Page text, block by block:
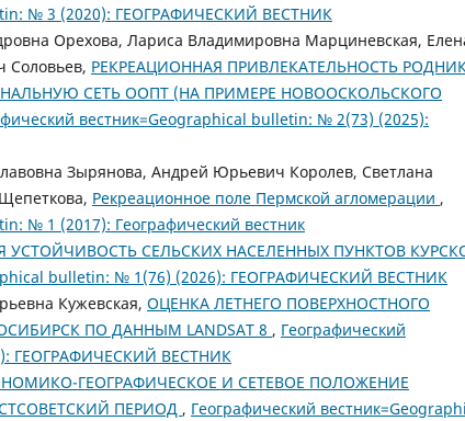
№ 3 (2020): ГЕОГРАФИЧЕСКИЙ ВЕСТНИК
Орехова, Лариса Владимировна Марциневская,
Соловьев, РЕКРЕАЦИОННАЯ ПРИВЛЕКАТЕЛЬНОСТЬ
СЕТЬ ООПТ (НА ПРИМЕРЕ НОВООСКОЛЬСКОГО
вестник=Geographical bulletin: № 2(73) (2025):
Зырянова, Андрей Юрьевич Королев, Светлана
Рекреационное поле Пермской агломерации ,
№ 1 (2017): Географический вестник
УСТОЙЧИВОСТЬ СЕЛЬСКИХ НАСЕЛЕННЫХ ПУНКТОВ
bulletin: № 1(76) (2026): ГЕОГРАФИЧЕСКИЙ ВЕСТНИК
Кужевская, ОЦЕНКА ЛЕТНЕГО ПОВЕРХНОСТНОГО
ПО ДАННЫМ LANDSAT 8 , Географический
ГЕОГРАФИЧЕСКИЙ ВЕСТНИК
ГЕОГРАФИЧЕСКОЕ И СЕТЕВОЕ ПОЛОЖЕНИЕ
ПЕРИОД , Географический